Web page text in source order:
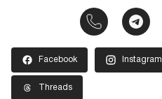
Facebook Instagram
Threads